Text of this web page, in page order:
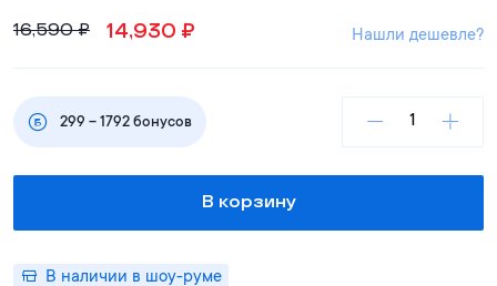
16,590₽ 14,930 ₽ Нашли дешевле?
299 – 1792 бонусов
В корзину
В наличии в шоу-руме